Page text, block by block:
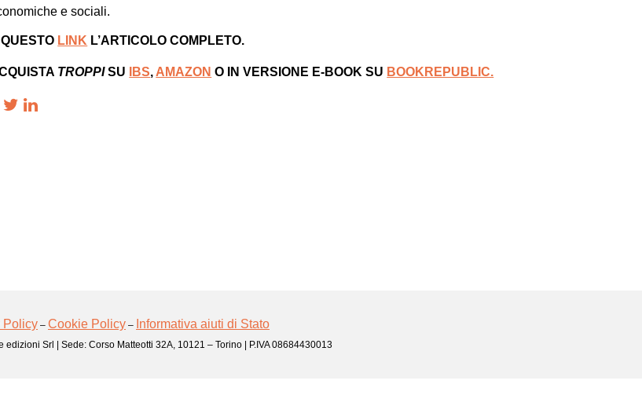
e sociali.
LINK L’ARTICOLO COMPLETO.
TROPPISU IBS, AMAZON O IN VERSIONE E-BOOK SU BOOKREPUBLIC.
Policy – Cookie Policy – Informativa aiuti di Stato
Srl | Sede: Corso Matteotti 32A, 10121 – Torino | P.IVA 08684430013